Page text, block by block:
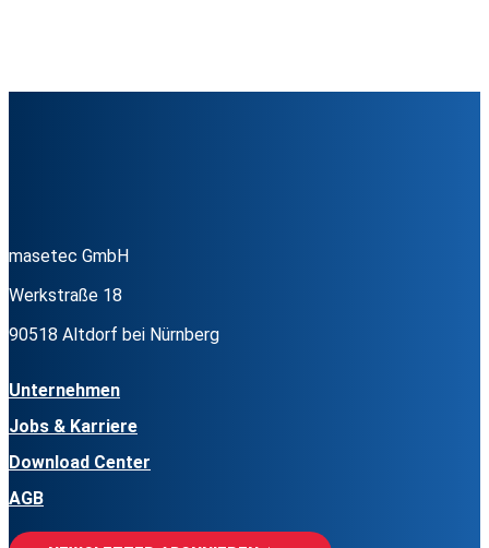
masetec GmbH
Werkstraße 18
90518 Altdorf bei Nürnberg
Unternehmen
Jobs & Karriere
Download Center
AGB